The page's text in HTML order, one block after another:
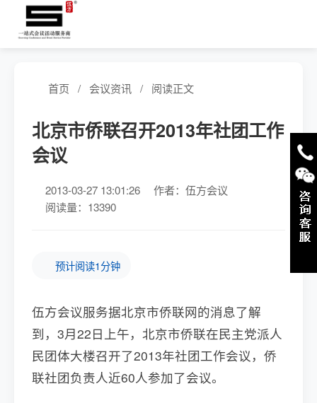
首页 / 会议资讯 / 阅读正文
北京市侨联召开2013年社团工作
会议
2013-03-27 13:01:26
作者：伍方会议
阅读量：13390
预计阅读1分钟
伍方会议服务据北京市侨联网的消息了解
到，3月22日上午，北京市侨联在民主党派人
民团体大楼召开了2013年社团工作会议，侨
联社团负责人近60人参加了会议。